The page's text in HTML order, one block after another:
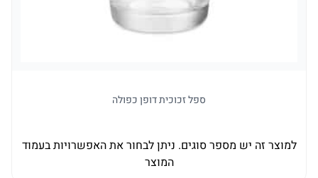
ספל זכוכית דופן כפולה
למוצר זה יש מספר סוגים. ניתן לבחור את האפשרויות בעמוד
המוצר